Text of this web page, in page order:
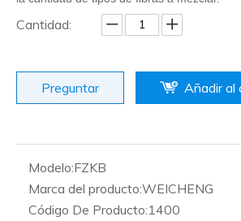
Cantidad:
Preguntar Añadir al
Modelo:FZKB
Marca del producto:WEICHENG
Código De Producto:1400